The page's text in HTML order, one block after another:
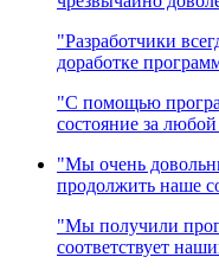
"Разработчики
доработке
"С помощью
состояние за
"Мы очень
продолжить наше
"Мы получили
соответствует